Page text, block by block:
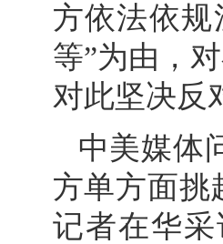
方依法依
等”为由，
对此坚决反
中美媒体
方单方面挑
记者在华